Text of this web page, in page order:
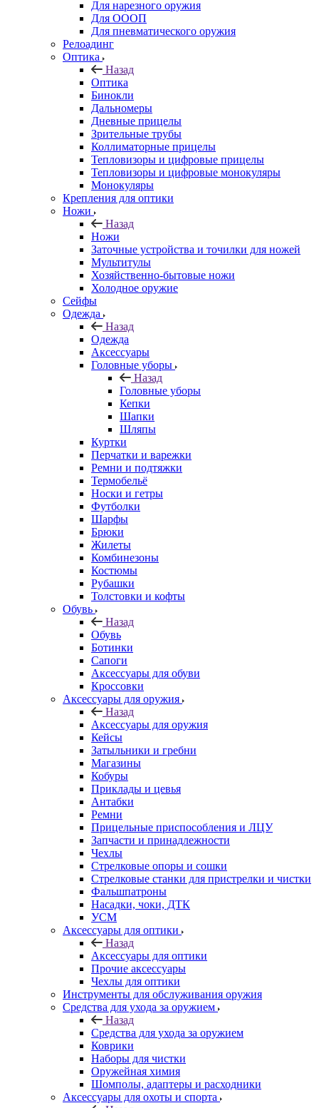
Для нарезного оружия
Для ОООП
Для пневматического оружия
Релоадинг
Оптика
Назад
Оптика
Бинокли
Дальномеры
Дневные прицелы
Зрительные трубы
Коллиматорные прицелы
Тепловизоры и цифровые прицелы
Тепловизоры и цифровые монокуляры
Монокуляры
Крепления для оптики
Ножи
Назад
Ножи
Заточные устройства и точилки для ножей
Мультитулы
Хозяйственно-бытовые ножи
Холодное оружие
Сейфы
Одежда
Назад
Одежда
Аксессуары
Головные уборы
Назад
Головные уборы
Кепки
Шапки
Шляпы
Куртки
Перчатки и варежки
Ремни и подтяжки
Термобельё
Носки и гетры
Футболки
Шарфы
Брюки
Жилеты
Комбинезоны
Костюмы
Рубашки
Толстовки и кофты
Обувь
Назад
Обувь
Ботинки
Сапоги
Аксессуары для обуви
Кроссовки
Аксессуары для оружия
Назад
Аксессуары для оружия
Кейсы
Затыльники и гребни
Магазины
Кобуры
Приклады и цевья
Антабки
Ремни
Прицельные приспособления и ЛЦУ
Запчасти и принадлежности
Чехлы
Стрелковые опоры и сошки
Стрелковые станки для пристрелки и чистки
Фальшпатроны
Насадки, чоки, ДТК
УСМ
Аксессуары для оптики
Назад
Аксессуары для оптики
Прочие аксессуары
Чехлы для оптики
Инструменты для обслуживания оружия
Средства для ухода за оружием
Назад
Средства для ухода за оружием
Коврики
Наборы для чистки
Оружейная химия
Шомполы, адаптеры и расходники
Аксессуары для охоты и спорта